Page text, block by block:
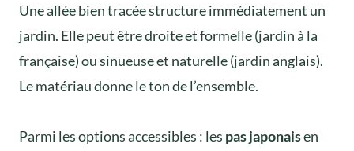
Une allée bien tracée structure immédiatement un
jardin. Elle peut être droite et formelle (jardin à la
française) ou sinueuse et naturelle (jardin anglais).
Le matériau donne le ton de l’ensemble.
Parmi les options accessibles : les pas japonaisen